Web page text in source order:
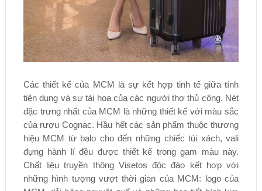
Các thiết kế của MCM là sự kết hợp tinh tế giữa tính
tiện dụng và sự tài hoa của các người thợ thủ công. Nét
đặc trưng nhất của MCM là những thiết kế với màu sắc
của rượu Cognac. Hầu hết các sản phẩm thuộc thương
hiệu MCM từ balo cho đến những chiếc túi xách, vali
đựng hành lí đều được thiết kế trong gam màu này.
Chất liệu truyền thông Visetos độc đáo kết hợp với
những hình tượng vượt thời gian của MCM: logo của